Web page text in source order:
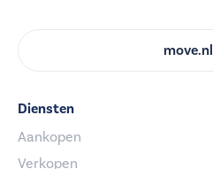
move.nl
Diensten
Aankopen
Verkopen